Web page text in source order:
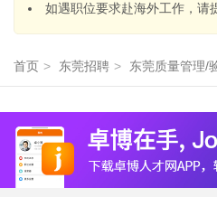
如遇职位要求赴海外工作，请
首页 > 东莞招聘 > 东莞质量管理/